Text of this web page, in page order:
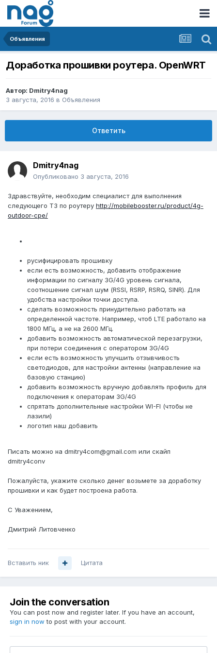
Объявления
Доработка прошивки роутера. OpenWRT
Автор: Dmitry4nag
3 августа, 2016 в Объявления
Ответить
Dmitry4nag
Опубликовано 3 августа, 2016
Здравствуйте, необходим специалист для выполнения
следующего ТЗ по роутеру http://mobilebooster.ru/product/4g-
outdoor-cpe/
русифицировать прошивку
если есть возможность, добавить отображение
информации по сигналу 3G/4G уровень сигнала,
соотношение сигнал шум (RSSI, RSRP, RSRQ, SINR). Для
удобства настройки точки доступа.
сделать возможность принудительно работать на
определенной частоте. Например, чтоб LTE работало на
1800 МГц, а не на 2600 МГц.
добавить возможность автоматической перезагрузки,
при потери соединения с оператором 3G/4G
если есть возможность улучшить отзывчивость
светодиодов, для настройки антенны (направление на
базовую станцию)
добавить возможность вручную добавлять профиль для
подключения к операторам 3G/4G
спрятать дополнительные настройки WI-FI (чтобы не
лазили)
логотип наш добавить
Писать можно на dmitry4com@gmail.com или скайп
dmitry4conv
Пожалуйста, укажите сколько денег возьмете за доработку
прошивки и как будет построена работа.
С Уважением,
Дмитрий Литовченко
Вставить ник Цитата
Join the conversation
You can post now and register later. If you have an account,
sign in now to post with your account.